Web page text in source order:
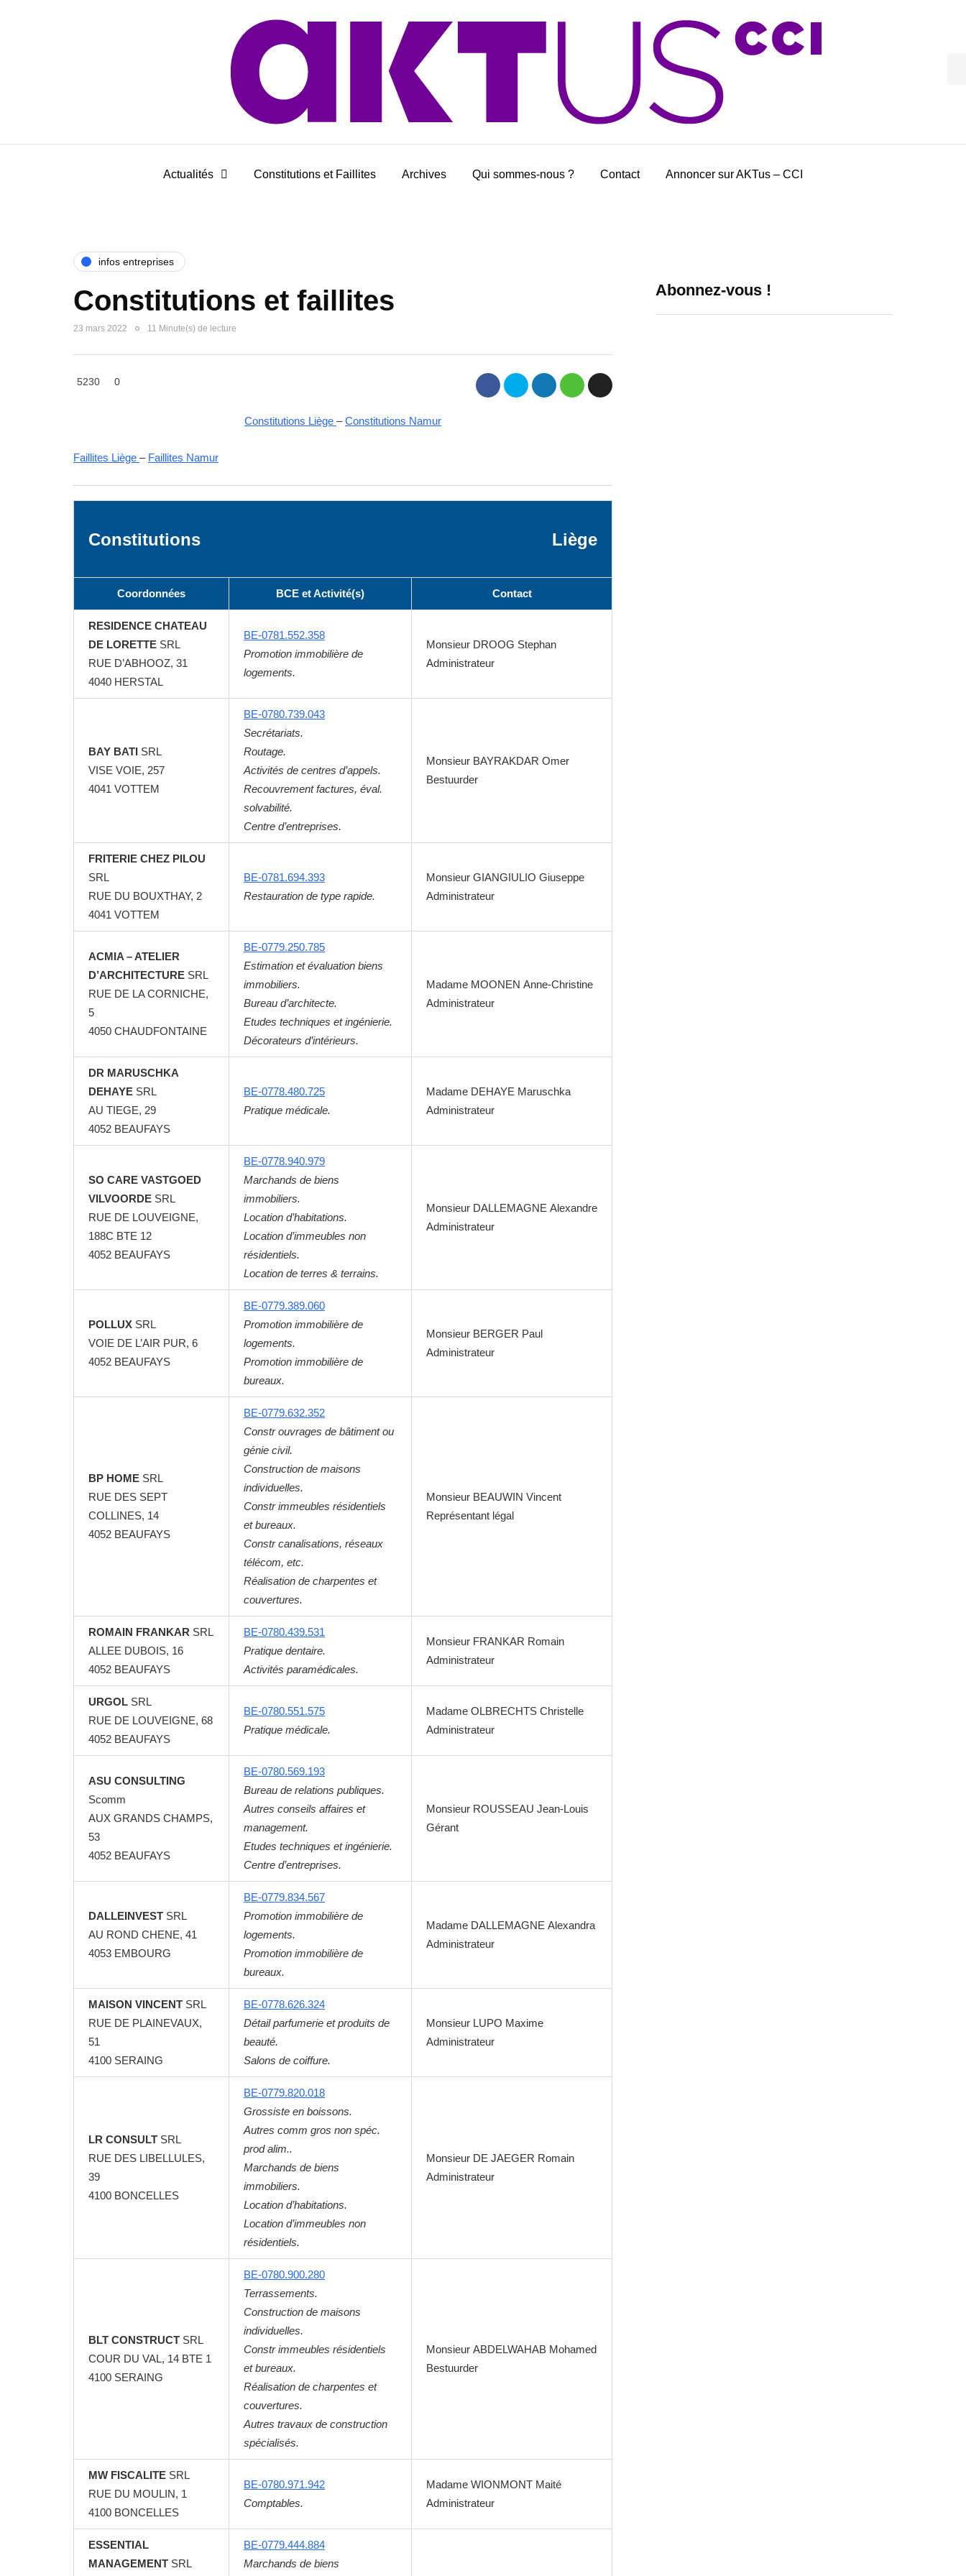
Actualités Constitutions et Faillites Archives Qui sommes-nous ? Contact Annoncer sur AKTus – CCI
infos entreprises
Constitutions et faillites
23 mars 2022 11 Minute(s) de lecture
5230 0
Constitutions Liège –Constitutions Namur
Faillites Liège – Faillites Namur
Constitutions Liège
Coordonnées BCE et Activité(s) Contact
RESIDENCE CHATEAU
DE LORETTE SRL
RUE D’ABHOOZ, 31
4040 HERSTAL
BE-0781.552.358
Promotion immobilière de
logements.
Monsieur DROOG Stephan
Administrateur
BAY BATI SRL
VISE VOIE, 257
4041 VOTTEM
BE-0780.739.043
Secrétariats.
Routage.
Activités de centres d’appels.
Recouvrement factures, éval.
solvabilité.
Centre d’entreprises.
Monsieur BAYRAKDAR Omer
Bestuurder
FRITERIE CHEZ PILOU
SRL
RUE DU BOUXTHAY, 2
4041 VOTTEM
BE-0781.694.393
Restauration de type rapide.
Monsieur GIANGIULIO Giuseppe
Administrateur
ACMIA – ATELIER
D’ARCHITECTURE SRL
RUE DE LA CORNICHE,
5
4050 CHAUDFONTAINE
BE-0779.250.785
Estimation et évaluation biens
immobiliers.
Bureau d’architecte.
Etudes techniques et ingénierie.
Décorateurs d’intérieurs.
Madame MOONEN Anne-Christine
Administrateur
DR MARUSCHKA
DEHAYE SRL
AU TIEGE, 29
4052 BEAUFAYS
BE-0778.480.725
Pratique médicale.
Madame DEHAYE Maruschka
Administrateur
SO CARE VASTGOED
VILVOORDE SRL
RUE DE LOUVEIGNE,
188C BTE 12
4052 BEAUFAYS
BE-0778.940.979
Marchands de biens
immobiliers.
Location d’habitations.
Location d’immeubles non
résidentiels.
Location de terres & terrains.
Monsieur DALLEMAGNE Alexandre
Administrateur
POLLUX SRL
VOIE DE L’AIR PUR, 6
4052 BEAUFAYS
BE-0779.389.060
Promotion immobilière de
logements.
Promotion immobilière de
bureaux.
Monsieur BERGER Paul
Administrateur
BP HOME SRL
RUE DES SEPT
COLLINES, 14
4052 BEAUFAYS
BE-0779.632.352
Constr ouvrages de bâtiment ou
génie civil.
Construction de maisons
individuelles.
Constr immeubles résidentiels
et bureaux.
Constr canalisations, réseaux
télécom, etc.
Réalisation de charpentes et
couvertures.
Monsieur BEAUWIN Vincent
Représentant légal
ROMAIN FRANKAR SRL
ALLEE DUBOIS, 16
4052 BEAUFAYS
BE-0780.439.531
Pratique dentaire.
Activités paramédicales.
Monsieur FRANKAR Romain
Administrateur
URGOL SRL
RUE DE LOUVEIGNE, 68
4052 BEAUFAYS
BE-0780.551.575
Pratique médicale.
Madame OLBRECHTS Christelle
Administrateur
ASU CONSULTING
Scomm
AUX GRANDS CHAMPS,
53
4052 BEAUFAYS
BE-0780.569.193
Bureau de relations publiques.
Autres conseils affaires et
management.
Etudes techniques et ingénierie.
Centre d’entreprises.
Monsieur ROUSSEAU Jean-Louis
Gérant
DALLEINVEST SRL
AU ROND CHENE, 41
4053 EMBOURG
BE-0779.834.567
Promotion immobilière de
logements.
Promotion immobilière de
bureaux.
Madame DALLEMAGNE Alexandra
Administrateur
MAISON VINCENT SRL
RUE DE PLAINEVAUX,
51
4100 SERAING
BE-0778.626.324
Détail parfumerie et produits de
beauté.
Salons de coiffure.
Monsieur LUPO Maxime
Administrateur
LR CONSULT SRL
RUE DES LIBELLULES,
39
4100 BONCELLES
BE-0779.820.018
Grossiste en boissons.
Autres comm gros non spéc.
prod alim..
Marchands de biens
immobiliers.
Location d’habitations.
Location d’immeubles non
résidentiels.
Monsieur DE JAEGER Romain
Administrateur
BLT CONSTRUCT SRL
COUR DU VAL, 14 BTE 1
4100 SERAING
BE-0780.900.280
Terrassements.
Construction de maisons
individuelles.
Constr immeubles résidentiels
et bureaux.
Réalisation de charpentes et
couvertures.
Autres travaux de construction
spécialisés.
Monsieur ABDELWAHAB Mohamed
Bestuurder
MW FISCALITE SRL
RUE DU MOULIN, 1
4100 BONCELLES
BE-0780.971.942
Comptables.
Madame WIONMONT Maité
Administrateur
ESSENTIAL
MANAGEMENT SRL
BE-0779.444.884
Marchands de biens
Abonnez-vous !